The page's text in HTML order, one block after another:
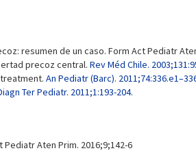
resumen de un caso. Form Act Pediatr
precoz central. Rev Méd Chile.
An Pediatr (Barc).
Ter Pediatr. 2011;1:193-204.
Aten Prim. 2016;9;142-6